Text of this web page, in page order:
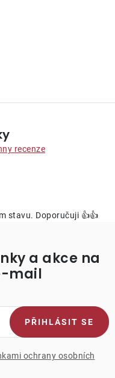
recenze
stavu. Doporučuji 👍👍
a akce na
mail
ochrany osobních
PŘIHLÁSIT SE